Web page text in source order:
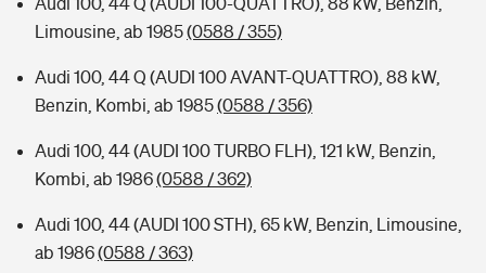
Limousine, ab 1985(0588 / 355)
Audi 100, 44 Q (AUDI 100 AVANT-QUATTRO), 88 kW,
Benzin, Kombi, ab 1985(0588 / 356)
Audi 100, 44 (AUDI 100 TURBO FLH), 121 kW, Benzin,
Kombi, ab 1986(0588 / 362)
Audi 100, 44 (AUDI 100 STH), 65 kW, Benzin, Limousine,
ab 1986(0588 / 363)